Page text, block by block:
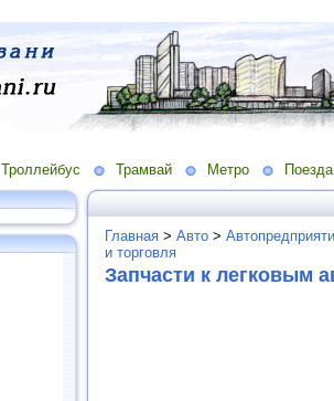
Троллейбус Трамвай Метро Поезда
Главная > Авто >
и торговля
Запчасти к легковым